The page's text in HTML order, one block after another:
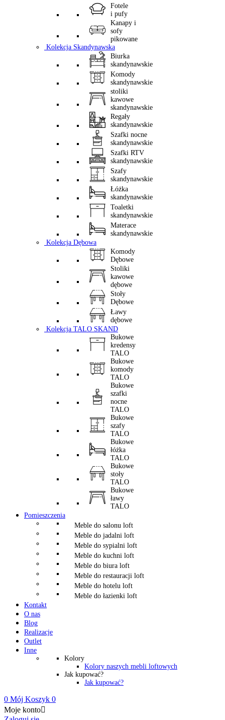
Fotele
i pufy
Kanapy i
sofy
pikowane
Kolekcja Skandynawska
Biurka
skandynawskie
Komody
skandynawskie
stoliki
kawowe
skandynawskie
Regały
skandynawskie
Szafki nocne
skandynawskie
Szafki RTV
skandynawskie
Szafy
skandynawskie
Łóżka
skandynawskie
Toaletki
skandynawskie
Materace
skandynawskie
Kolekcja Dębowa
Komody
Dębowe
Stoliki
kawowe
dębowe
Stoły
Dębowe
Ławy
dębowe
Kolekcja TALO SKAND
Bukowe
kredensy
TALO
Bukowe
komody
TALO
Bukowe
szafki
nocne
TALO
Bukowe
szafy
TALO
Bukowe
łóżka
TALO
Bukowe
stoły
TALO
Bukowe
ławy
TALO
Pomieszczenia
Meble do salonu loft
Meble do jadalni loft
Meble do sypialni loft
Meble do kuchni loft
Meble do biura loft
Meble do restauracji loft
Meble do hotelu loft
Meble do łazienki loft
Kontakt
O nas
Blog
Realizacje
Outlet
Inne
Kolory
Kolory naszych mebli loftowych
Jak kupować?
Jak kupować?
0 Mój Koszyk 0
Moje konto